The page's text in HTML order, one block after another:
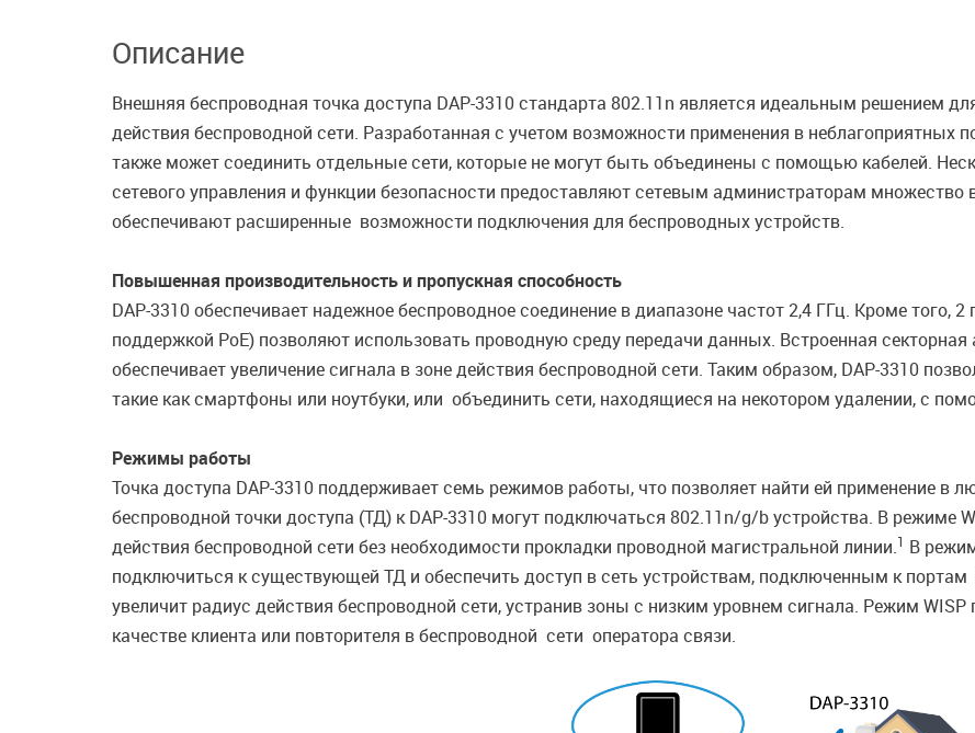
Описание
Внешняя беспроводная точка доступа DAP-3310 стандарта 802.11n является идеальным решением
действия беспроводной сети. Разработанная с учетом возможности применения в неблагоприятных
также может соединить отдельные сети, которые не могут быть объединены с помощью кабелей.
сетевого управления и функции безопасности предоставляют сетевым администраторам множество
обеспечивают расширенные возможности подключения для беспроводных устройств.
Повышенная производительность и пропускная способность
DAP-3310 обеспечивает надежное беспроводное соединение в диапазоне частот 2,4 ГГц. Кроме того,
поддержкой PoE) позволяют использовать проводную среду передачи данных. Встроенная
обеспечивает увеличение сигнала в зоне действия беспроводной сети. Таким образом, DAP-3310
такие как смартфоны или ноутбуки, или объединить сети, находящиеся на некотором удалении, с
Режимы работы
Точка доступа DAP-3310 поддерживает семь режимов работы, что позволяет найти ей применение в
беспроводной точки доступа (ТД) к DAP-3310 могут подключаться 802.11n/g/b устройства. В режиме
действия беспроводной сети без необходимости прокладки проводной магистральной линии.1 В
подключиться к существующей ТД и обеспечить доступ в сеть устройствам, подключенным к
увеличит радиус действия беспроводной сети, устранив зоны с низким уровнем сигнала. Режим
качестве клиента или повторителя в беспроводной сети оператора связи.